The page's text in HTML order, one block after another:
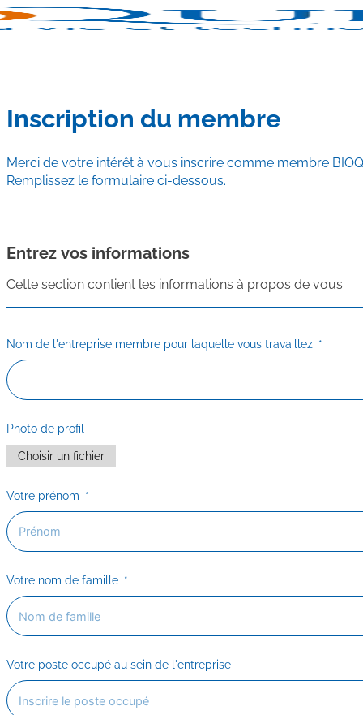
Inscription du membre
Merci de votre intérêt à vous inscrire comme membre
Remplissez le formulaire ci-dessous.
Entrez vos informations
Cette section contient les informations à propos de vous
Nom de l'entreprise membre pour laquelle vous travaillez
Photo de profil
Choisir un fichier
Votre prénom
Votre nom de famille
Votre poste occupé au sein de l'entreprise